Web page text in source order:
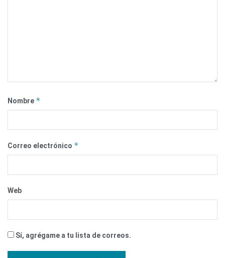
Nombre *
Correo electrónico *
Web
Sí, agrégame a tu lista de correos.